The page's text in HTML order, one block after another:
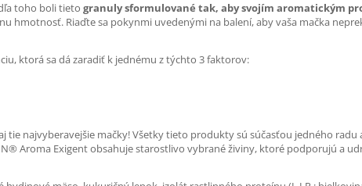
toho boli tieto granuly sformulované tak, aby svojím aromatickým
hmotnosť. Riaďte sa pokynmi uvedenými na balení, aby vaša mačka
ktorá sa dá zaradiť k jednému z týchto 3 faktorov:
najvyberavejšie mačky! Všetky tieto produkty sú súčasťou jedného radu
Aroma Exigent obsahuje starostlivo vybrané živiny, ktoré podporujú a